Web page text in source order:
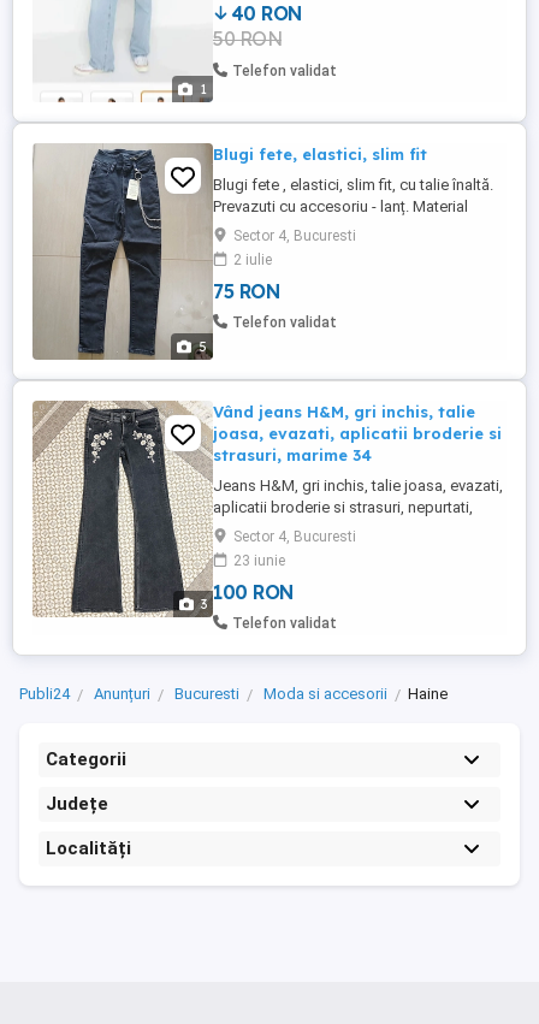
1
40 RON
50 RON
Telefon validat
5
Blugi fete, elastici, slim fit
Blugi fete , elastici, slim fit, cu talie înaltă.
Prevazuti cu accesoriu - lanț. Material
calitativ, culoare neagră. Mărimi
disponibile: M ( talie 60 cm, sold 80 cm), S
( talie 58 cm, sold 74 cm) si L ( talie 66 cm,
sold 88 cm).
Sector 4, Bucuresti
2 iulie
75 RON
Telefon validat
3
Vând jeans H&M, gri inchis, talie
joasa, evazati, aplicatii broderie si
strasuri, marime 34
Jeans H&M, gri inchis, talie joasa, evazati,
aplicatii broderie si strasuri, nepurtati,
marime 34
Sector 4, Bucuresti
23 iunie
100 RON
Telefon validat
Publi24 Anunțuri Bucuresti Moda si accesorii Haine
Categorii
Județe
Localități